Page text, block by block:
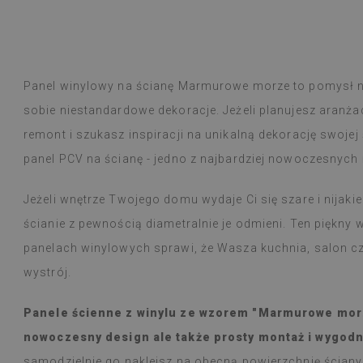
Panel winylowy na ścianę Marmurowe morze to pomysł
sobie niestandardowe dekoracje. Jeżeli planujesz
remont i szukasz inspiracji na unikalną dekorację swojej
panel PCV na ścianę - jedno z najbardziej nowoczesnych
Jeżeli wnętrze Twojego domu wydaje Ci się szare i
ścianie z pewnością diametralnie je odmieni. Ten piękny
panelach winylowych sprawi, że Wasza kuchnia, salon
wystrój.
Panele ścienne z winylu ze wzorem "Marmurowe
nowoczesny design ale także prosty montaż i
wyborem
Produkt
informacją,
Montaż łatwy,
trudności a
Jestem
W użytkowaniu
natężeniu
przeciera się
Beatrycze
1 rok temu